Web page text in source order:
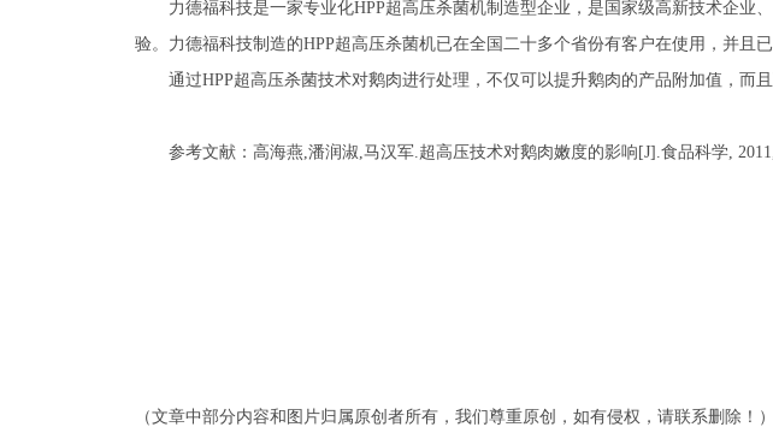
力德福科技是一家专业化HPP超高压杀菌机制造型企业，是国家级高新技术企
验。力德福科技制造的HPP超高压杀菌机已在全国二十多个省份有客户在使用，并且
通过HPP超高压杀菌技术对鹅肉进行处理，不仅可以提升鹅肉的产品附加值，而
参考文献：高海燕,潘润淑,马汉军.超高压技术对鹅肉嫩度的影响[J].食品科学,
（文章中部分内容和图片归属原创者所有，我们尊重原创，如有侵权，请联系删除！）